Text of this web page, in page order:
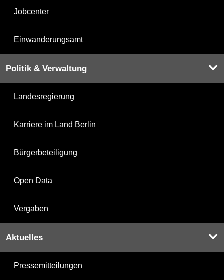
Jobcenter
Einwanderungsamt
Politik & Verwaltung
Landesregierung
Karriere im Land Berlin
Bürgerbeteiligung
Open Data
Vergaben
Aktuelles
Pressemitteilungen